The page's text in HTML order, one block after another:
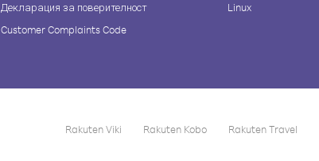
Декларация за поверителност
Customer Complaints Code
Linux
Rakuten Viki Rakuten Kobo Rakuten Travel